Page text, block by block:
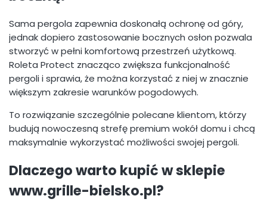
Sama pergola zapewnia doskonałą ochronę od góry,
jednak dopiero zastosowanie bocznych osłon pozwala
stworzyć w pełni komfortową przestrzeń użytkową.
Roleta Protect znacząco zwiększa funkcjonalność
pergoli i sprawia, że można korzystać z niej w znacznie
większym zakresie warunków pogodowych.
To rozwiązanie szczególnie polecane klientom, którzy
budują nowoczesną strefę premium wokół domu i chcą
maksymalnie wykorzystać możliwości swojej pergoli.
Dlaczego warto kupić w sklepie
www.grille-bielsko.pl?